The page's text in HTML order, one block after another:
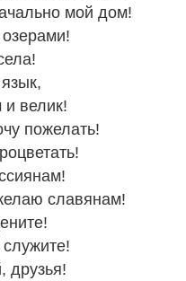
мой дом!
и велик!
пожелать!
славянам!
друзья!